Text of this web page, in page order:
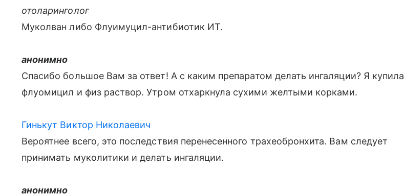
отоларинголог
Муколван либо Флуимуцил-антибиотик ИТ.
анонимно
Спасибо большое Вам за ответ! А с каким препаратом делать ингаляции? Я купила
флуомицил и физ раствор. Утром отхаркнула сухими желтыми корками.
Гинькут Виктор Николаевич
Вероятнее всего, это последствия перенесенного трахеобронхита. Вам следует
принимать муколитики и делать ингаляции.
анонимно